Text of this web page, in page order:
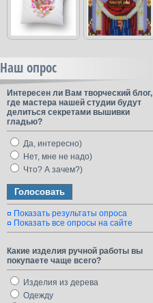
Наш опрос
Интересен ли Вам творческий блог,
где мастера нашей студии будут
делиться секретами вышивки
гладью?
Да, интересно)
Нет, мне не надо)
Что? А зачем?)
Показать результаты опроса
Показать все опросы на сайте
Какие изделия ручной работы вы
покупаете чаще всего?
Изделия из дерева
Одежду